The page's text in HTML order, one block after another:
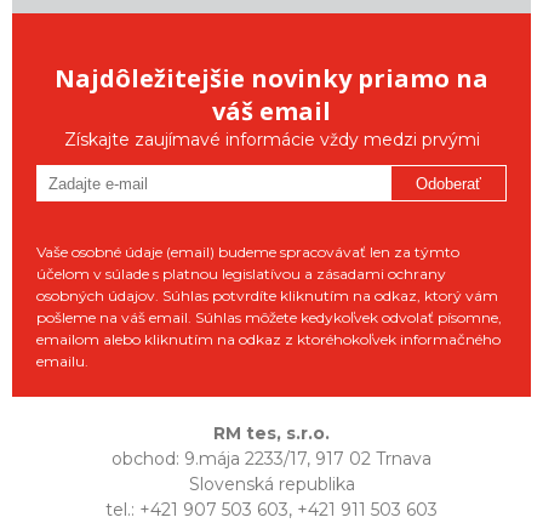
Najdôležitejšie novinky priamo na
váš email
Získajte zaujímavé informácie vždy medzi prvými
Odoberať
Vaše osobné údaje (email) budeme spracovávať len za týmto
účelom v súlade s platnou legislatívou a zásadami ochrany
osobných údajov. Súhlas potvrdíte kliknutím na odkaz, ktorý vám
pošleme na váš email. Súhlas môžete kedykoľvek odvolať písomne,
emailom alebo kliknutím na odkaz z ktoréhokoľvek informačného
emailu.
RM tes, s.r.o.
obchod: 9.mája 2233/17, 917 02 Trnava
Slovenská republika
tel.: +421 907 503 603, +421 911 503 603